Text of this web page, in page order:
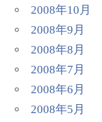
2008年10月
2008年9月
2008年8月
2008年7月
2008年6月
2008年5月